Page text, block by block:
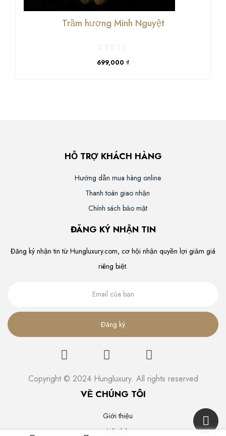
Trầm hương Minh Nguyệt
699,000 ₫
HỖ TRỢ KHÁCH HÀNG
Hướng dẫn mua hàng online
Thanh toán giao nhận
Chính sách bảo mật
ĐĂNG KÝ NHẬN TIN
Đăng ký nhận tin từ Hungluxury.com, cơ hội nhận quyền lợi giảm giá
riêng biệt.
Đăng ký
Copyright © 2024 Hungluxury. All rights reserved
VỀ CHÚNG TÔI
Giới thiệu
Liên hệ